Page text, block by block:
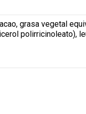
grasa vegetal
polirricinoleato),